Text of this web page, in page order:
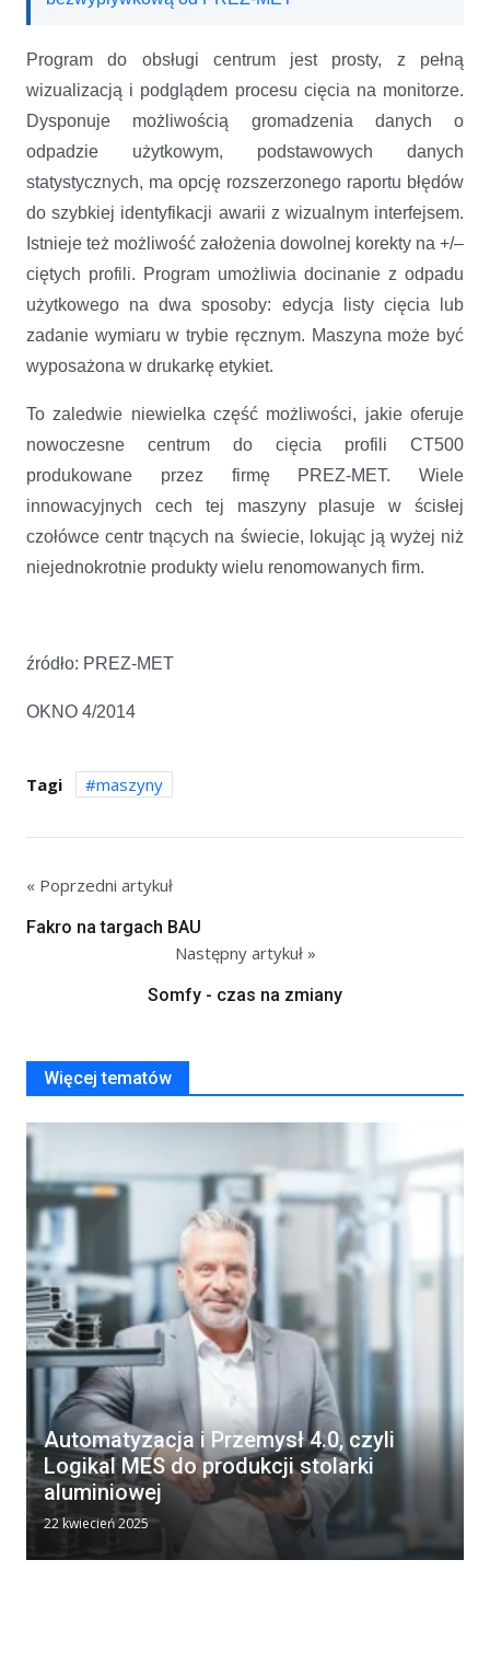
Program do obsługi centrum jest prosty, z pełną
wizualizacją i podglądem procesu cięcia na monitorze.
Dysponuje możliwością gromadzenia danych o
odpadzie użytkowym, podstawowych danych
statystycznych, ma opcję rozszerzonego raportu błędów
do szybkiej identyfikacji awarii z wizualnym interfejsem.
Istnieje też możliwość założenia dowolnej korekty na +/–
ciętych profili. Program umożliwia docinanie z odpadu
użytkowego na dwa sposoby: edycja listy cięcia lub
zadanie wymiaru w trybie ręcznym. Maszyna może być
wyposażona w drukarkę etykiet.
To zaledwie niewielka część możliwości, jakie oferuje
nowoczesne centrum do cięcia profili CT500
produkowane przez firmę PREZ-MET. Wiele
innowacyjnych cech tej maszyny plasuje w ścisłej
czołówce centr tnących na świecie, lokując ją wyżej niż
niejednokrotnie produkty wielu renomowanych firm.
źródło: PREZ-MET
OKNO 4/2014
Tagi maszyny
« Poprzedni artykuł
Fakro na targach BAU
Następny artykuł »
Somfy - czas na zmiany
Więcej tematów
Automatyzacja i Przemysł 4.0, czyli
Logikal MES do produkcji stolarki
aluminiowej
22 kwiecień 2025